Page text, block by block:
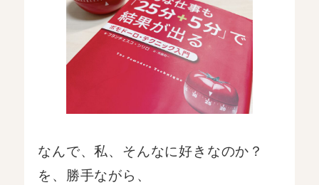
なんで、私、そんなに好きなのか？
を、勝手ながら、